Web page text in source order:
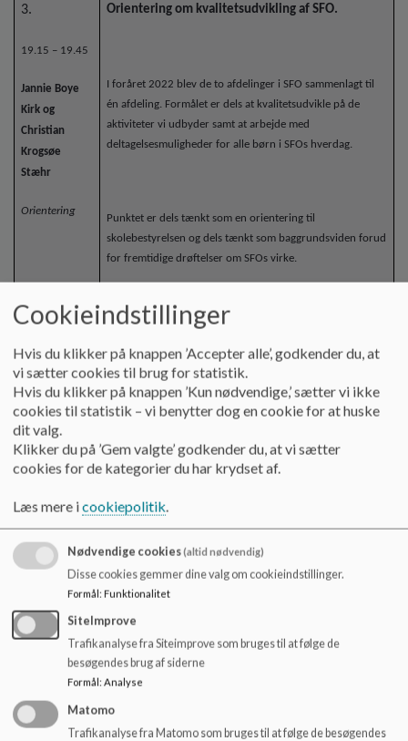
3.
19.15 – 19.45
Jannie Boye
Kirk og
Christian
Krogsøe
Stæhr
Orientering
Orientering om kvalitetsudvikling af SFO.
I foråret 2022 blev de to afdelinger i SFO sammenlagt til
én afdeling. Formålet er dels at kvalitetsudvikle på de
aktiviteter vi udbyder samt at arbejde med
deltagelsesmuligheder for alle børn i SFOs hverdag.
Punktet er dels tænkt som en orientering til
skolebestyrelsen og dels tænkt som baggrundsviden forud
for fremtidige drøftelser om SFOs virke.
Fremlægges af Christian Krogsøe Stæhr samt faglig
ressourceperson Jannie Boye Kirk.
4.
19.45 – 20.15
Peter og Nick
Beslutning
der ses i vedhæftede forslag til årshjul.
De valgte temadrøftelser:
Cookieindstillinger
Hvis du klikker på knappen ’Accepter alle’, godkender du, at
vi sætter cookies til brug for statistik.
Hvis du klikker på knappen ’Kun nødvendige,’ sætter vi ikke
cookies til statistik – vi benytter dog en cookie for at huske
dit valg.
Klikker du på ’Gem valgte’ godkender du, at vi sætter
cookies for de kategorier du har krydset af.
Læs mere icookiepolitik.
Nødvendige cookies(altid nødvendig)
Disse cookies gemmer dine valg om cookieindstillinger.
Formål: Funktionalitet
SiteImprove
Trafikanalyse fra Siteimprove som bruges til at følge de
besøgendes brug af siderne
Formål : Analyse
Matomo
Trafikanalyse fra Matomo som bruges til at følge de besøgendes